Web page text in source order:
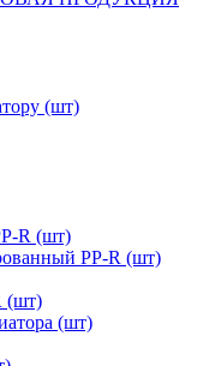
(шт)
R (шт)
PP-R (шт)
(шт)
(шт)